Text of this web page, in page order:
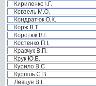
Кириленко І.Г.
Ковзель М.О.
Кондратюк О.К.
Корж В.Т.
Коротюк В.І.
Костенко П.І.
Кравчук В.П.
Крук Ю.Б.
Курило В.С.
Курпіль С.В.
Левцун В.І.